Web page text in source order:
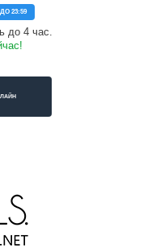
23:59
до 4 час.